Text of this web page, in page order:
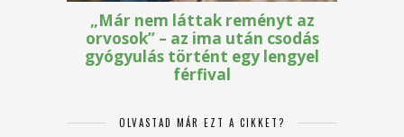
OLVASTAD MÁR EZT A CIKKET?